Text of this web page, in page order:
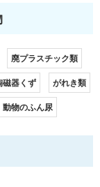
廃プラスチック類
磁器くず
がれき類
動物のふん尿